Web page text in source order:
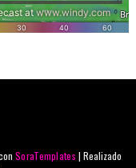
SoraTemplates | Realizado